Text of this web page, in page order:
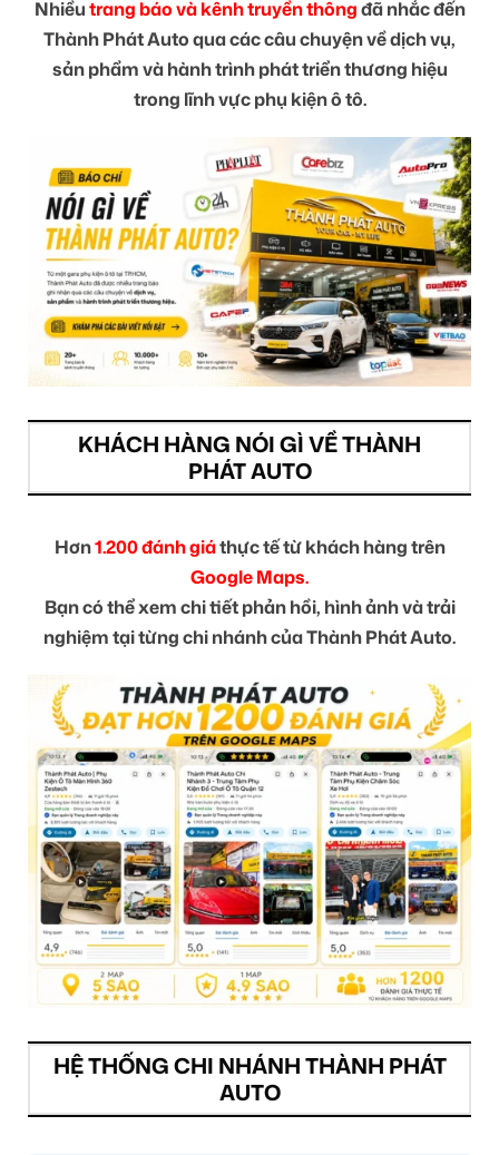
Nhiềutrang báo và kênh truyền thôngđã nhắc đến
Thành Phát Auto qua các câu chuyện về dịch vụ,
sản phẩm và hành trình phát triển thương hiệu
trong lĩnh vực phụ kiện ô tô.
KHÁCH HÀNG NÓI GÌ VỀ THÀNH
PHÁT AUTO
Hơn1.200 đánh giáthực tế từ khách hàng trên
Google Maps.
Bạn có thể xem chi tiết phản hồi, hình ảnh và trải
nghiệm tại từng chi nhánh của Thành Phát Auto.
HỆ THỐNG CHI NHÁNH THÀNH PHÁT
AUTO